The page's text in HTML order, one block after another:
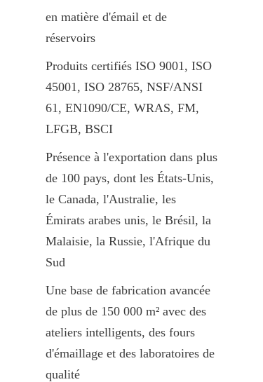
en matière d'émail et de
réservoirs
Produits certifiés ISO 9001, ISO
45001, ISO 28765, NSF/ANSI
61, EN1090/CE, WRAS, FM,
LFGB, BSCI
Présence à l'exportation dans plus
de 100 pays, dont les États-Unis,
le Canada, l'Australie, les
Émirats arabes unis, le Brésil, la
Malaisie, la Russie, l'Afrique du
Sud
Une base de fabrication avancée
de plus de 150 000 m² avec des
ateliers intelligents, des fours
d'émaillage et des laboratoires de
qualité